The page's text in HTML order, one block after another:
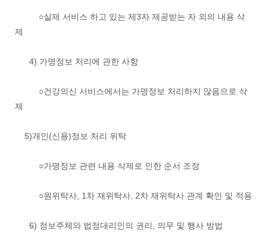
○실제 서비스 하고 있는 제3자 제공받는 자 외의 내용 삭
제
4) 가명정보 처리에 관한 사항
○건강의신 서비스에서는 가명정보 처리하지 않음으로 삭
제
5)개인(신용)정보 처리 위탁
○가명정보 관련 내용 삭제로 인한 순서 조정
○원위탁사, 1차 재위탁사, 2차 재위탁사 관계 확인 및 적용
6) 정보주체와 법정대리인의 권리, 의무 및 행사 방법